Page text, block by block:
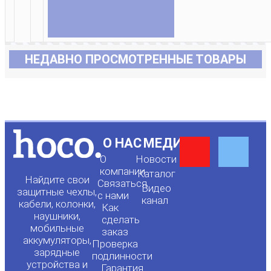
НЕДАВНО ПРОСМОТРЕННЫЕ ТОВАРЫ
Найдите свои
защитные чехлы,
кабели, колонки,
наушники,
мобильные
аккумуляторы,
зарядные
устройства и
О НАС
О
компании
Связаться
с нами
Как
сделать
заказ
Проверка
подлинности
Гарантия
МЕДИА
Новости
Каталог
Видео
канал